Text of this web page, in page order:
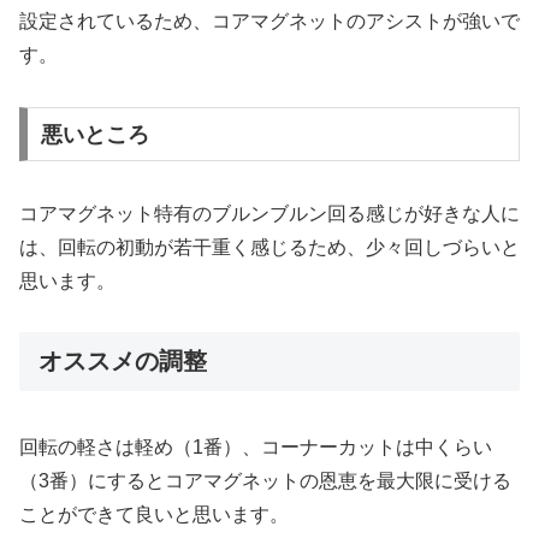
設定されているため、コアマグネットのアシストが強いで
す。
悪いところ
コアマグネット特有のブルンブルン回る感じが好きな人に
は、回転の初動が若干重く感じるため、少々回しづらいと
思います。
オススメの調整
回転の軽さは軽め（1番）、コーナーカットは中くらい
（3番）にするとコアマグネットの恩恵を最大限に受ける
ことができて良いと思います。